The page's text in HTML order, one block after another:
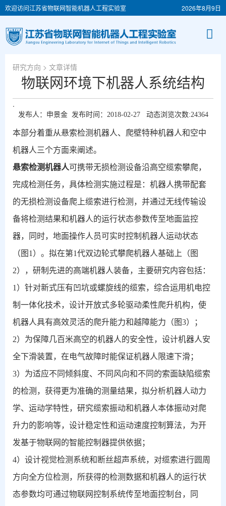
欢迎访问江苏省物联网智能机器人工程实验室 2026年8月9日
研究方向 > 文章详情
物联网环境下机器人系统结构
.
发布人：申景金 发布时间：2018-02-27 动态浏览次数:24364
本部分着重从悬索检测机器人、爬壁特种机器人和空中
机器人三个方面来阐述。
悬索检测机器人可携带无损检测设备沿高空缆索攀爬，
完成检测任务，具体检测实施过程是：机器人携带配套
的无损检测设备爬上缆索进行检测，并通过无线传输设
备将检测结果和机器人的运行状态参数传至地面监控
器，同时，地面操作人员可实时控制机器人运动状态
（图 1 ）。拟在第1代双边轮式攀爬机器人基础上（图
2），研制先进的高端机器人装备，主要研究内容包括：
1 ）针对新式压有凹坑或螺旋线的缆索，综合运用机电控
制一体化技术，设计开放式多轮驱动柔性爬升机构，使
机器人具有高效灵活的爬升能力和越障能力（图3）；
2）为保障几百米高空的机器人的安全性，设计机器人安
全下滑装置，在电气故障时能保证机器人限速下滑；
3）为适应不同倾斜度、不同风向和不同的索面缺陷缆索
的检测，获得更为准确的测量结果，拟分析机器人动力
学、运动学特性，研究缆索振动和机器人本体振动对爬
升力的影响等，设计稳定性和运动速度控制算法，为开
发基于物联网的智能控制器提供依据；
4）设计视觉检测系统和断丝超声系统，对缆索进行圆周
方向全方位检测，所获得的检测数据和机器人的运行状
态参数均可通过物联网控制系统传至地面控制台，同